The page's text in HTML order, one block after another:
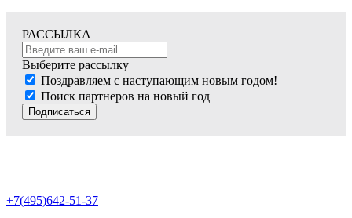
РАССЫЛКА
Выберите рассылку
Поздравляем с наступающим новым годом!
Поиск партнеров на новый год
Подписаться
+7(495)642-51-37